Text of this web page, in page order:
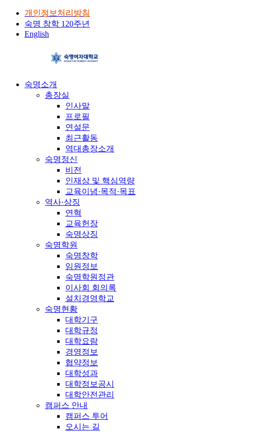
개인정보처리방침
숙명 창학 120주년
English
숙명소개
총장실
인사말
프로필
연설문
최근활동
역대총장소개
숙명정신
비전
인재상 및 핵심역량
교육이념·목적·목표
역사·상징
연혁
교육헌장
숙명상징
숙명학원
숙명창학
임원정보
숙명학원정관
이사회 회의록
설치경영학교
숙명현황
대학기구
대학규정
대학요람
경영정보
협약정보
대학성과
대학정보공시
대학안전관리
캠퍼스 안내
캠퍼스 투어
오시는 길